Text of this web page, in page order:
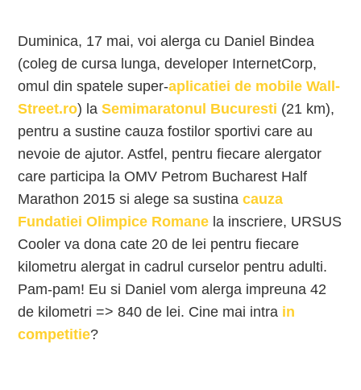
Duminica, 17 mai, voi alerga cu Daniel Bindea
(coleg de cursa lunga, developer InternetCorp,
omul din spatele super-aplicatiei de mobile Wall-
Street.ro) laSemimaratonul Bucuresti (21 km),
pentru a sustine cauza fostilor sportivi care au
nevoie de ajutor. Astfel, pentru fiecare alergator
care participa la OMV Petrom Bucharest Half
Marathon 2015 si alege sa sustinacauza
Fundatiei Olimpice Romane la inscriere, URSUS
Cooler va dona cate 20 de lei pentru fiecare
kilometru alergat in cadrul curselor pentru adulti.
Pam-pam! Eu si Daniel vom alerga impreuna 42
de kilometri => 840 de lei. Cine mai intra in
competitie?